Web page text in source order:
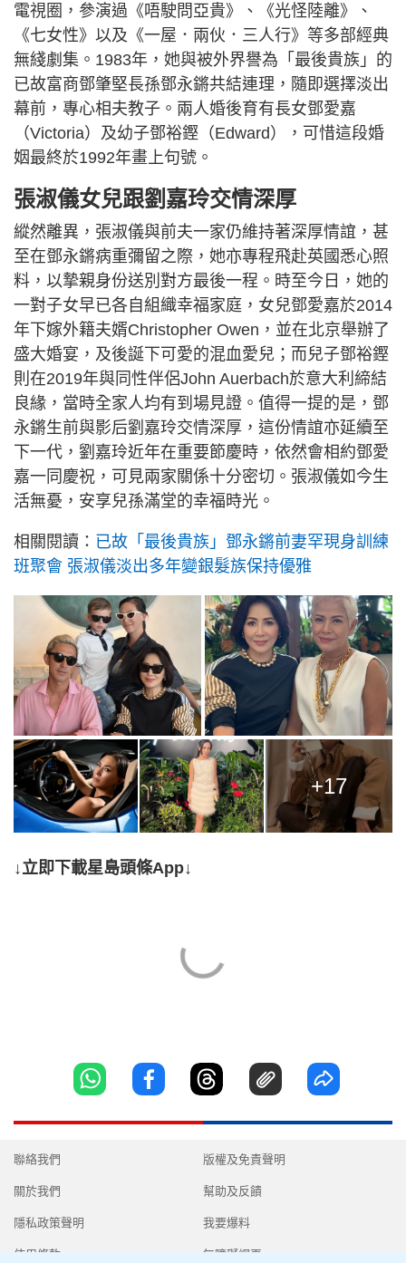
電視圈，參演過《唔駛問亞貴》、《光怪陸離》、
《七女性》以及《一屋．兩伙．三人行》等多部經典
無綫劇集。1983年，她與被外界譽為「最後貴族」的
已故富商鄧肇堅長孫鄧永鏘共結連理，隨即選擇淡出
幕前，專心相夫教子。兩人婚後育有長女鄧愛嘉
（Victoria）及幼子鄧裕鏗（Edward），可惜這段婚
姻最終於1992年畫上句號。
張淑儀女兒跟劉嘉玲交情深厚
縱然離異，張淑儀與前夫一家仍維持著深厚情誼，甚
至在鄧永鏘病重彌留之際，她亦專程飛赴英國悉心照
料，以摯親身份送別對方最後一程。時至今日，她的
一對子女早已各自組織幸福家庭，女兒鄧愛嘉於2014
年下嫁外籍夫婿Christopher Owen，並在北京舉辦了
盛大婚宴，及後誕下可愛的混血愛兒；而兒子鄧裕鏗
則在2019年與同性伴侶John Auerbach於意大利締結
良緣，當時全家人均有到場見證。值得一提的是，鄧
永鏘生前與影后劉嘉玲交情深厚，這份情誼亦延續至
下一代，劉嘉玲近年在重要節慶時，依然會相約鄧愛
嘉一同慶祝，可見兩家關係十分密切。張淑儀如今生
活無憂，安享兒孫滿堂的幸福時光。
相關閱讀： 已故「最後貴族」鄧永鏘前妻罕現身訓練
班聚會 張淑儀淡出多年變銀髮族保持優雅
+17
↓立即下載星島頭條App↓
聯絡我們
關於我們
隱私政策聲明
使用條款
版權及免責聲明
幫助及反饋
我要爆料
無障礙網頁